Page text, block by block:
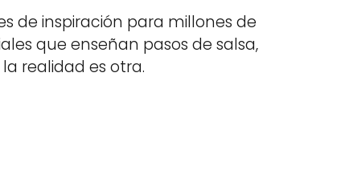
de inspiración para millones de
que enseñan pasos de salsa,
realidad es otra.